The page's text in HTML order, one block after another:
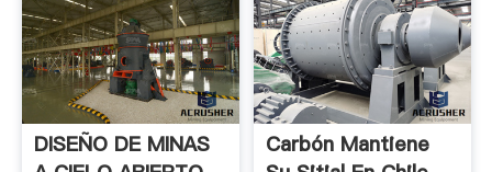
DISEÑO DE MINAS
Carbón Mantiene